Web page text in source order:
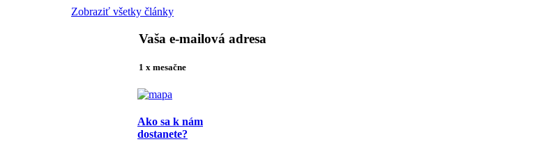
Zobraziť všetky články
Vaša e-mailová adresa
1 x mesačne
Ako sa k nám
dostanete?